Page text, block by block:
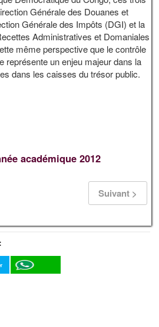
Générale des Douanes et
Générale des Impôts (DGI) et la
Administratives et Domaniales
même perspective que le contrôle
représente un enjeu majeur dans la
dans les caisses du trésor public.
académique 2012
Suivant >